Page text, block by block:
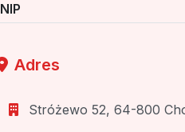
NIP
Adres
Stróżewo 52, 64-800